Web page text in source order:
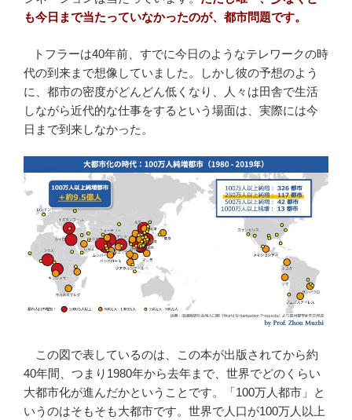
も今日まで当たっていなかったのが、都市問題です。
トフラーは40年前、すでに今日のようなテレワークの時
代の到来まで想像していました。しかし彼の予想のよう
に、都市の密度がどんどん低くなり、人々は田舎で生活
しながら近代的な仕事をするという場面は、実際には今
日まで到来しなかった。
この図で表しているのは、この本が出版されてから約
40年間、つまり1980年から去年まで、世界でどのくらい
大都市化が進んだかということです。「100万人都市」と
いうのはそもそも大都市です。世界で人口が100万人以上